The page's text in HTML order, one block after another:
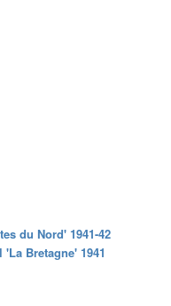
du Nord' 1941-42
Bretagne' 1941